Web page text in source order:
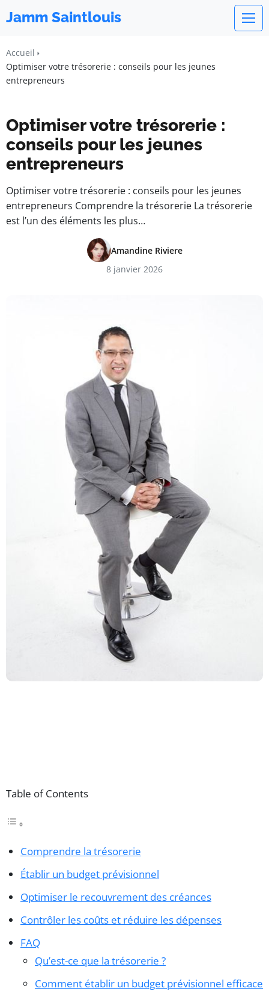
Jamm Saintlouis
Accueil
Optimiser votre trésorerie : conseils pour les jeunes
entrepreneurs
Optimiser votre trésorerie :
conseils pour les jeunes
entrepreneurs
Optimiser votre trésorerie : conseils pour les jeunes
entrepreneurs Comprendre la trésorerie La trésorerie
est l’un des éléments les plus…
Amandine Riviere
8 janvier 2026
Table of Contents
Comprendre la trésorerie
Établir un budget prévisionnel
Optimiser le recouvrement des créances
Contrôler les coûts et réduire les dépenses
FAQ
Qu’est-ce que la trésorerie ?
Comment établir un budget prévisionnel efficace